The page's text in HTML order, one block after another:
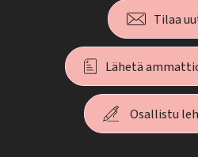
Tilaa
Lähetä
Osallistu